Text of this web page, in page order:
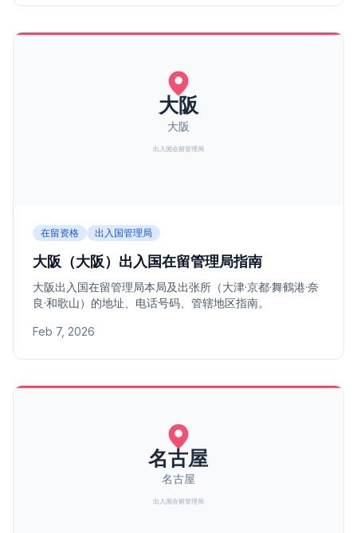
在留资格 出入国管理局
大阪（大阪）出入国在留管理局指南
大阪出入国在留管理局本局及出张所（大津·京都·舞鶴港·奈
良·和歌山）的地址、电话号码、管辖地区指南。
Feb 7, 2026